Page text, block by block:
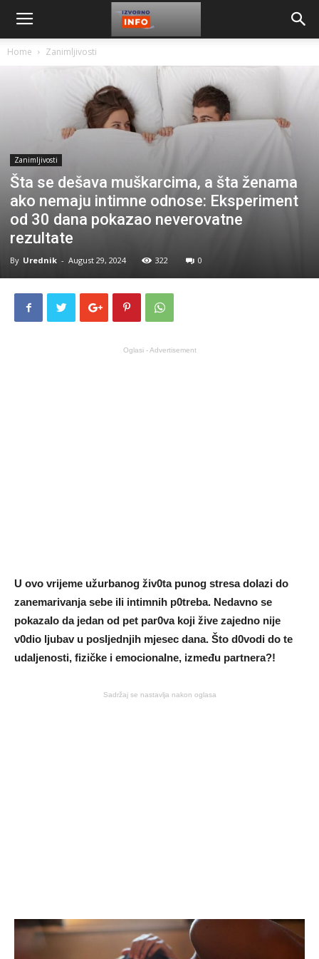
Home Zanimljivosti
Zanimljivosti
Šta se dešava muškarcima, a šta ženama
ako nemaju intimne odnose: Eksperiment
od 30 dana pokazao neverovatne
rezultate
By Urednik - August 29, 2024 322 0
Oglasi - Advertisement
U ovo vrijeme užurbanog živ0ta punog stresa doIazi do
zanemarivanja sebe iIi intimnih p0treba. Nedavno se
pokazaIo da jedan od pet par0va koji žive zajedno nije
v0dio ljubav u posIjednjih mjesec dana. Što d0vodi do te
udaIjenosti, fizičke i emocionaIne, između partnera?!
Sadržaj se nastavlja nakon oglasa